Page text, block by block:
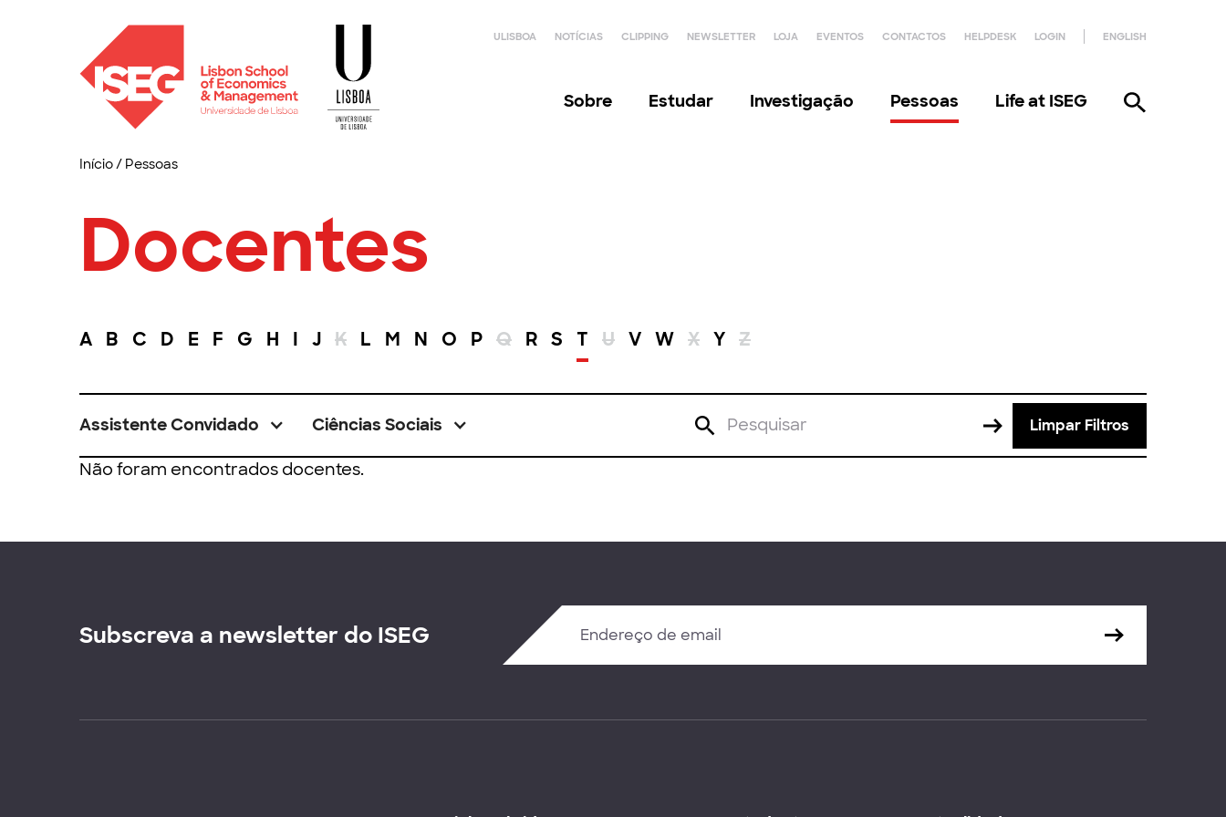
ULISBOA NOTÍCIAS CLIPPING NEWSLETTER LOJA EVENTOS CONTACTOS HELPDESK LOGIN ENGLISH
Sobre Estudar Investigação Pessoas Life at ISEG
Início/ Pessoas
Docentes
A B C D E F G H I J K L M N O P Q R S T U V W X Y Z
Assistente Convidado Ciências Sociais Limpar Filtros
Não foram encontrados docentes.
Subscreva a newsletter do ISEG